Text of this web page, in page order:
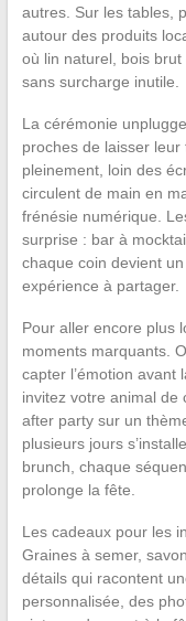
autres. Sur les tables,
autour des produits
où lin naturel, bois brut
sans surcharge inutile.
La cérémonie
proches de laisser leur
pleinement, loin des
circulent de main en
frénésie numérique.
surprise : bar à
chaque coin devient
expérience à partager.
Pour aller encore plus
moments marquants.
capter l’émotion avant
invitez votre animal de
after party sur un
plusieurs jours
brunch, chaque
prolonge la fête.
Les cadeaux pour les
Graines à semer,
détails qui racontent
personnalisée, des